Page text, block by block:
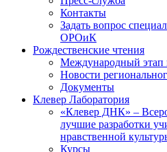
Контакты
Задать вопрос
ОРОиК
Рождественские чтения
Международный этап
Новости
Документы
Клевер Лаборатория
«Клевер ДНК» –
лучшие разработки
нравственной
Курсы